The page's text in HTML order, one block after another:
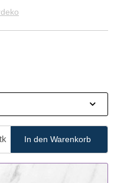
In den Warenkorb